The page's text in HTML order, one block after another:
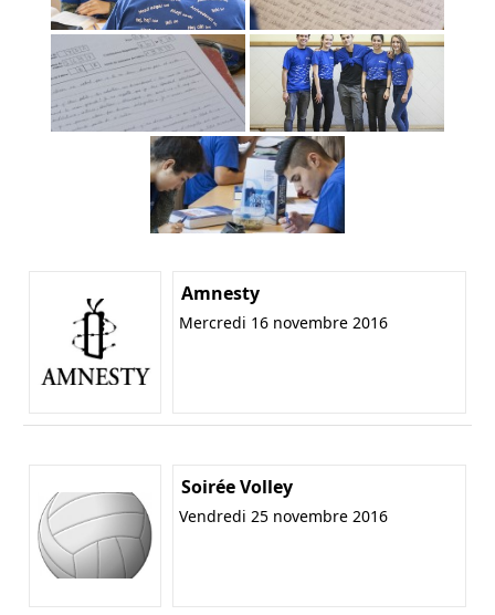
Amnesty
Mercredi 16 novembre 2016
Soirée Volley
Vendredi 25 novembre 2016